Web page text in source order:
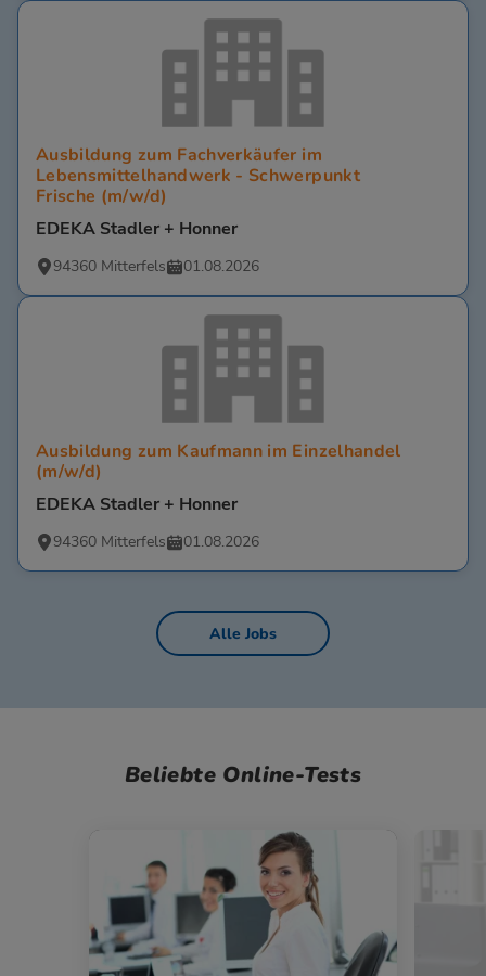
Ausbildung zum Fachverkäufer im
Lebensmittelhandwerk - Schwerpunkt
Frische (m/w/d)
EDEKA Stadler + Honner
94360 Mitterfels 01.08.2026
Ausbildung zum Kaufmann im Einzelhandel
(m/w/d)
EDEKA Stadler + Honner
94360 Mitterfels 01.08.2026
Alle Jobs
Beliebte Online-Tests